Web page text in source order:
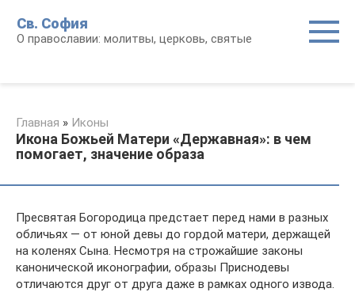
контенту
Св. София
О православии: молитвы, церковь, святые
Главная » Иконы
Икона Божьей Матери «Державная»: в чем
помогает, значение образа
Пресвятая Богородица предстает перед нами в разных
обличьях — от юной девы до гордой матери, держащей
на коленях Сына. Несмотря на строжайшие законы
канонической иконографии, образы Приснодевы
отличаются друг от друга даже в рамках одного извода.